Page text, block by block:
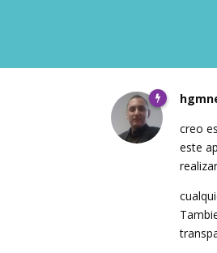
creo
este